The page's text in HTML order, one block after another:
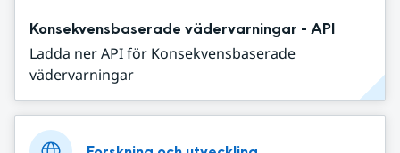
Konsekvensbaserade vädervarningar - API
Ladda ner API för Konsekvensbaserade
vädervarningar